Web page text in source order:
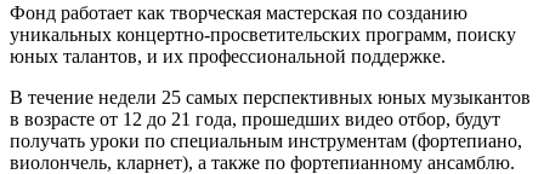
Фонд работает как творческая мастерская по созданию
уникальных концертно-просветительских программ, поиску
юных талантов, и их профессиональной поддержке.
В течение недели 25 самых перспективных юных музыкантов
в возрасте от 12 до 21 года, прошедших видео отбор, будут
получать уроки по специальным инструментам (фортепиано,
виолончель, кларнет), а также по фортепианному ансамблю.